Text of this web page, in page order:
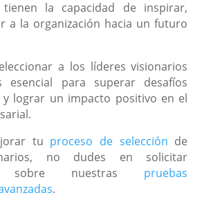
tienen la capacidad de inspirar,
a la organización hacia un futuro
a los líderes visionarios
esencial para superar desafíos
y lograr un impacto positivo en el
tu proceso de selección de
no dudes en solicitar
sobre nuestras pruebas
.